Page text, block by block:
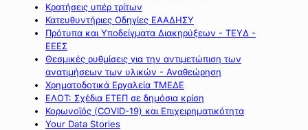
Κρατήσεις υπέρ τρίτων
Κατευθυντήριες Οδηγίες ΕΑΑΔΗΣΥ
Πρότυπα και Υποδείγματα Διακηρύξεων - ΤΕΥΔ -
ΕΕΕΣ
Θεσμικές ρυθμίσεις για την αντιμετώπιση των
ανατιμήσεων των υλικών - Αναθεώρηση
Χρηματοδοτικά Εργαλεία ΤΜΕΔΕ
ΕΛΟΤ: Σχέδια ΕΤΕΠ σε δημόσια κρίση
Κορωνοϊός (COVID-19) και Επιχειρηματικότητα
Your Data Stories